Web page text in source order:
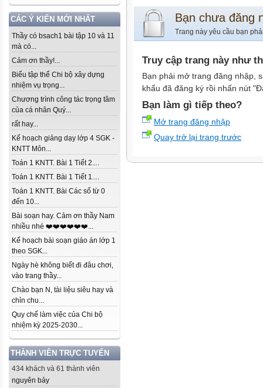
CÁC Ý KIẾN MỚI NHẤT
Thầy có bsach1 bài tập 10 và 11
mà có...
Cảm ơn thầy!...
Biểu tập thể Chi bộ xây dựng
nhiệm vụ trọng...
Chương trình công tác trọng tâm
của cá nhân Quý...
rất hay...
Kế hoạch giảng dạy lớp 4 SGK -
KNTT Môn...
Toán 1 KNTT. Bài 1 Tiết 2....
Toán 1 KNTT. Bài 1 Tiết 1....
Toán 1 KNTT. Bài Các số từ 0
đến 10...
Bài soạn hay. Cảm ơn thầy Nam
nhiều nhé ❤️❤️❤️❤️❤️❤️...
Kế hoạch bài soạn giáo án lớp 1
theo SGK...
Ngày hè không biết đi đâu chơi,
vào trang thầy...
Chào bạn N, tài liệu siêu hay và
chỉn chu...
Quy chế làm việc của Chi bộ
nhiệm kỳ 2025-2030...
THÀNH VIÊN TRỰC TUYẾN
434 khách và 61 thành viên
nguyên bảy
Bạn chưa đăng
Trang này yêu cầu bạn
Truy cập trang này như
Bạn phải mở trang đăng nhập,
khẩu đã đăng ký rồi nhấn nút
Bạn làm gì tiếp theo?
Mở trang đăng nhập
Quay trở lại trang trước